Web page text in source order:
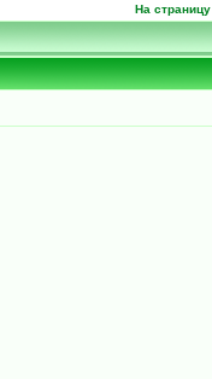
На страницу